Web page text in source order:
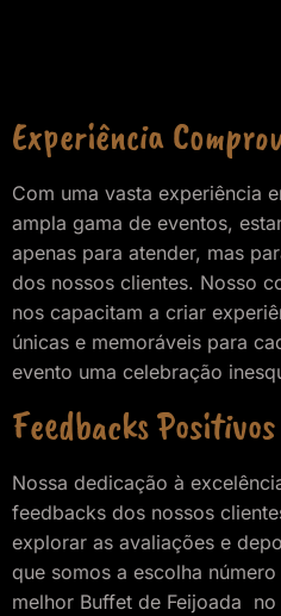
Experiência
Com uma vasta experiência
ampla gama de eventos,
apenas para atender, mas
dos nossos clientes. Nosso
nos capacitam a criar
únicas e memoráveis para
evento uma celebração
Feedbacks Positivos
Nossa dedicação à
feedbacks dos nossos
explorar as avaliações e
que somos a escolha
melhor Buffet de Feijoada